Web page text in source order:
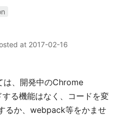
at 2017-02-16
は、開発中のChrome
る機能はなく、コードを変
るか、webpack等をかませ